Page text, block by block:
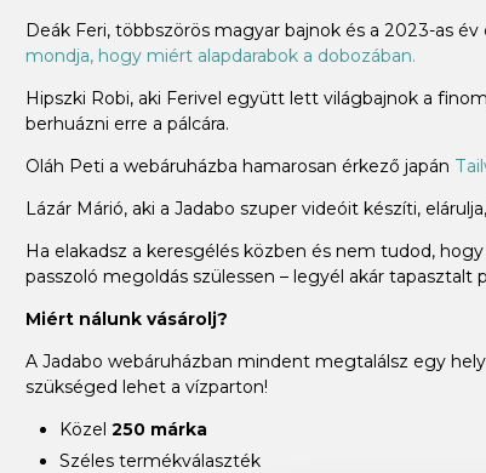
Deák Feri, többszörös magyar bajnok és a 2023-as
mondja, hogy miért alapdarabok a dobozában.
Hipszki Robi, aki Ferivel együtt lett világbajnok a
berhuázni erre a pálcára.
Oláh Peti a webáruházba hamarosan érkező japán
Lázár Márió, aki a Jadabo szuper videóit készíti,
Ha elakadsz a keresgélés közben és nem tudod,
passzoló megoldás szülessen – legyél akár
Miért nálunk vásárolj?
A Jadabo webáruházban mindent megtalálsz egy
szükséged lehet a vízparton!
Közel 250 márka
Széles termékválaszték